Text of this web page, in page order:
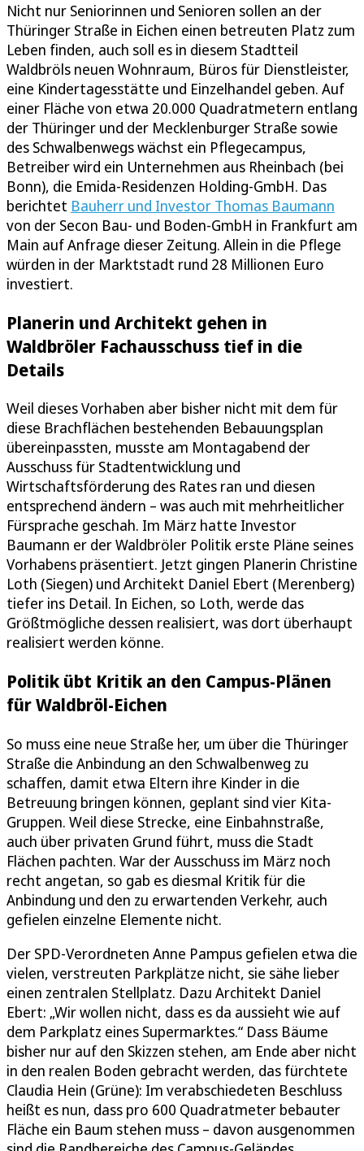
Nicht nur Seniorinnen und Senioren sollen an der
Thüringer Straße in Eichen einen betreuten Platz zum
Leben finden, auch soll es in diesem Stadtteil
Waldbröls neuen Wohnraum, Büros für Dienstleister,
eine Kindertagesstätte und Einzelhandel geben. Auf
einer Fläche von etwa 20.000 Quadratmetern entlang
der Thüringer und der Mecklenburger Straße sowie
des Schwalbenwegs wächst ein Pflegecampus,
Betreiber wird ein Unternehmen aus Rheinbach (bei
Bonn), die Emida-Residenzen Holding-GmbH. Das
berichtet Bauherr und Investor Thomas Baumann
von der Secon Bau- und Boden-GmbH in Frankfurt am
Main auf Anfrage dieser Zeitung. Allein in die Pflege
würden in der Marktstadt rund 28 Millionen Euro
investiert.
Planerin und Architekt gehen in
Waldbröler Fachausschuss tief in die
Details
Weil dieses Vorhaben aber bisher nicht mit dem für
diese Brachflächen bestehenden Bebauungsplan
übereinpassten, musste am Montagabend der
Ausschuss für Stadtentwicklung und
Wirtschaftsförderung des Rates ran und diesen
entsprechend ändern – was auch mit mehrheitlicher
Fürsprache geschah. Im März hatte Investor
Baumann er der Waldbröler Politik erste Pläne seines
Vorhabens präsentiert. Jetzt gingen Planerin Christine
Loth (Siegen) und Architekt Daniel Ebert (Merenberg)
tiefer ins Detail. In Eichen, so Loth, werde das
Größtmögliche dessen realisiert, was dort überhaupt
realisiert werden könne.
Politik übt Kritik an den Campus-Plänen
für Waldbröl-Eichen
So muss eine neue Straße her, um über die Thüringer
Straße die Anbindung an den Schwalbenweg zu
schaffen, damit etwa Eltern ihre Kinder in die
Betreuung bringen können, geplant sind vier Kita-
Gruppen. Weil diese Strecke, eine Einbahnstraße,
auch über privaten Grund führt, muss die Stadt
Flächen pachten. War der Ausschuss im März noch
recht angetan, so gab es diesmal Kritik für die
Anbindung und den zu erwartenden Verkehr, auch
gefielen einzelne Elemente nicht.
Der SPD-Verordneten Anne Pampus gefielen etwa die
vielen, verstreuten Parkplätze nicht, sie sähe lieber
einen zentralen Stellplatz. Dazu Architekt Daniel
Ebert: „Wir wollen nicht, dass es da aussieht wie auf
dem Parkplatz eines Supermarktes.“ Dass Bäume
bisher nur auf den Skizzen stehen, am Ende aber nicht
in den realen Boden gebracht werden, das fürchtete
Claudia Hein (Grüne): Im verabschiedeten Beschluss
heißt es nun, dass pro 600 Quadratmeter bebauter
Fläche ein Baum stehen muss – davon ausgenommen